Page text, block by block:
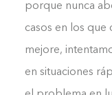
porque nunca
casos en los que
mejore,
en situaciones